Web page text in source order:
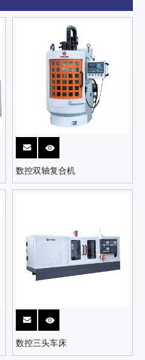
数控双轴复合机
数控三头车床